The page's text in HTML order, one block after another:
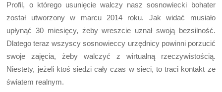
Profil, o którego usunięcie walczy nasz sosnowiecki bohater
został utworzony w marcu 2014 roku. Jak widać musiało
upłynąć 30 miesięcy, żeby wreszcie uznał swoją bezsilność.
Dlatego teraz wszyscy sosnowieccy urzędnicy powinni porzucić
swoje zajęcia, żeby walczyć z wirtualną rzeczywistością.
Niestety, jeżeli ktoś siedzi cały czas w sieci, to traci kontakt ze
światem realnym.